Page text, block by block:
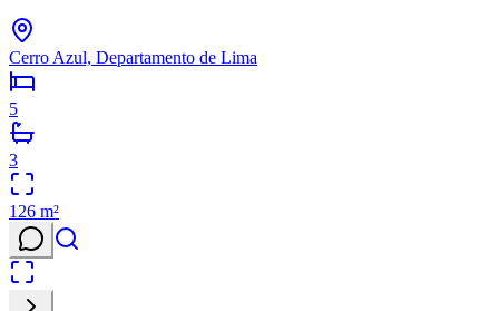
Cerro Azul, Departamento de Lima
5
3
126 m²